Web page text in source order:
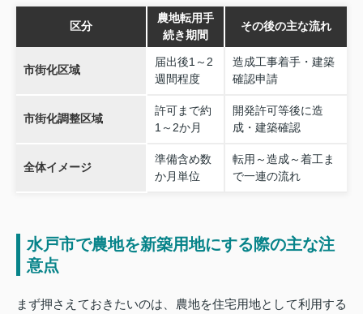
区分
農地転用手
続き期間
その後の主な流れ
市街化区域
届出後1～2
週間程度
造成工事着手・建築
確認申請
市街化調整区域
許可まで約
1～2か月
開発許可等後に造
成・建築確認
全体イメージ
準備含め数
か月単位
転用～造成～着工ま
で一連の流れ
水戸市で農地を新築用地にする際の主な注
意点
まず押さえておきたいのは、農地を住宅用地として利用する